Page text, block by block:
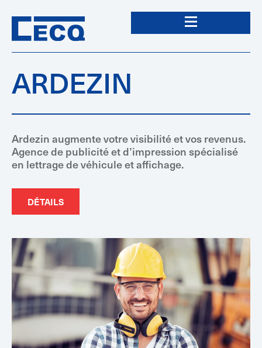
ARDEZIN
Ardezin augmente votre visibilité et vos revenus.
Agence de publicité et d’impression spécialisé
en lettrage de véhicule et affichage.
DÉTAILS